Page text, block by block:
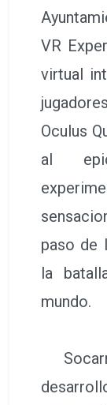
VR
virtual
Oculus
al
paso de
la
mundo.